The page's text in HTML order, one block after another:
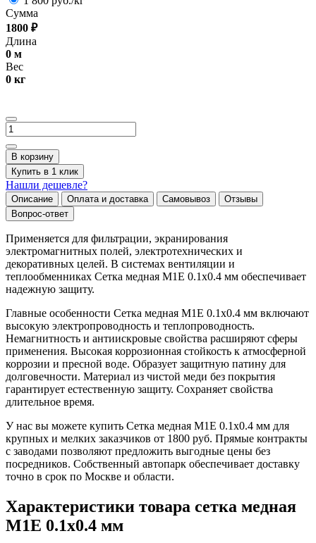
Сумма
1800 ₽
Длина
0 м
Вес
0 кг
В корзину
Купить в 1 клик
Нашли дешевле?
Описание Оплата и доставка Самовывоз
Отзывы
Вопрос-ответ
Применяется для фильтрации, экранирования
электромагнитных полей, электротехнических и
декоративных целей. В системах вентиляции и
теплообменниках Сетка медная М1Е 0.1х0.4 мм обеспечивает
надежную защиту.
Главные особенности Сетка медная М1Е 0.1х0.4 мм включают
высокую электропроводность и теплопроводность.
Немагнитность и антиискровые свойства расширяют сферы
применения. Высокая коррозионная стойкость к атмосферной
коррозии и пресной воде. Образует защитную патину для
долговечности. Материал из чистой меди без покрытия
гарантирует естественную защиту. Сохраняет свойства
длительное время.
У нас вы можете купить Сетка медная М1Е 0.1х0.4 мм для
крупных и мелких заказчиков от 1800 руб. Прямые контракты
с заводами позволяют предложить выгодные цены без
посредников. Собственный автопарк обеспечивает доставку
точно в срок по Москве и области.
Характеристики товара сетка медная
М1Е 0.1х0.4 мм